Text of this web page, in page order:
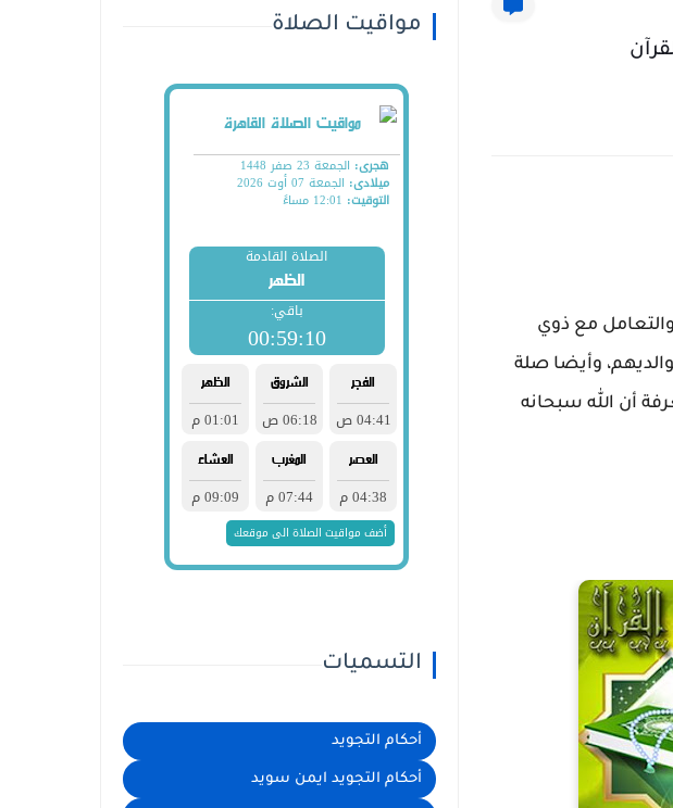
مع ذوي
وأيضا صلة
أن الله سبحانه
مواقيت الصلاة
التسميات
أحكام التجويد
أحكام التجويد ايمن سويد